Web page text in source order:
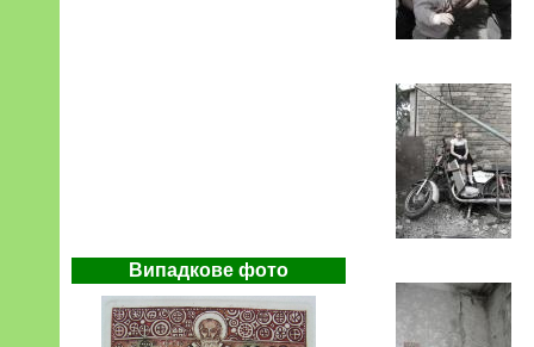
Випадкове фото